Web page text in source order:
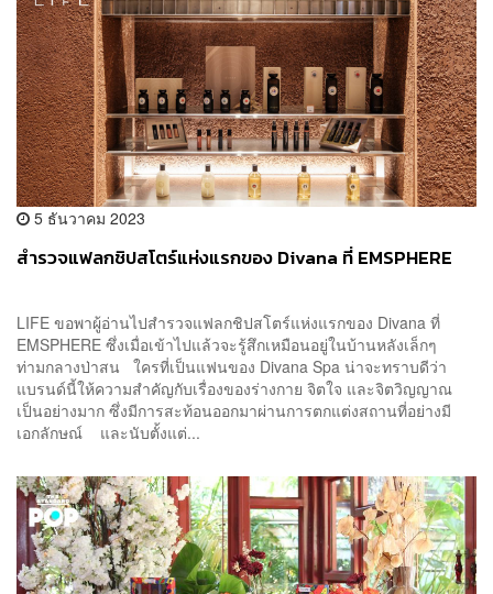
5 ธันวาคม 2023
สำรวจแฟลกชิปสโตร์แห่งแรกของ Divana ที่ EMSPHERE
LIFE ขอพาผู้อ่านไปสำรวจแฟลกชิปสโตร์แห่งแรกของ Divana ที่
EMSPHERE ซึ่งเมื่อเข้าไปแล้วจะรู้สึกเหมือนอยู่ในบ้านหลังเล็กๆ
ท่ามกลางป่าสน ใครที่เป็นแฟนของ Divana Spa น่าจะทราบดีว่า
แบรนด์นี้ให้ความสำคัญกับเรื่องของร่างกาย จิตใจ และจิตวิญญาณ
เป็นอย่างมาก ซึ่งมีการสะท้อนออกมาผ่านการตกแต่งสถานที่อย่างมี
เอกลักษณ์ และนับตั้งแต่...